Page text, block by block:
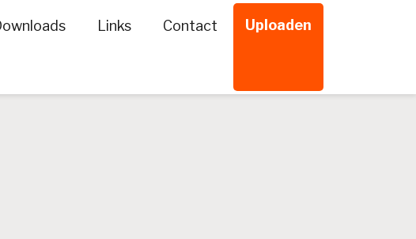
Links Contact Uploaden